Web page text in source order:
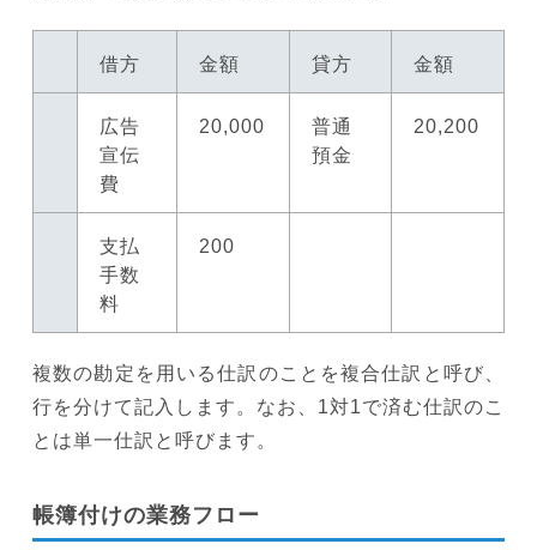
借方 金額 貸方 金額
広告
宣伝
費
20,000
普通
預金
20,200
支払
手数
料
200
複数の勘定を用いる仕訳のことを複合仕訳と呼び、
行を分けて記入します。なお、1対1で済む仕訳のこ
とは単一仕訳と呼びます。
帳簿付けの業務フロー